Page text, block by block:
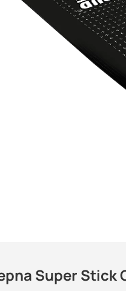
Super Stick